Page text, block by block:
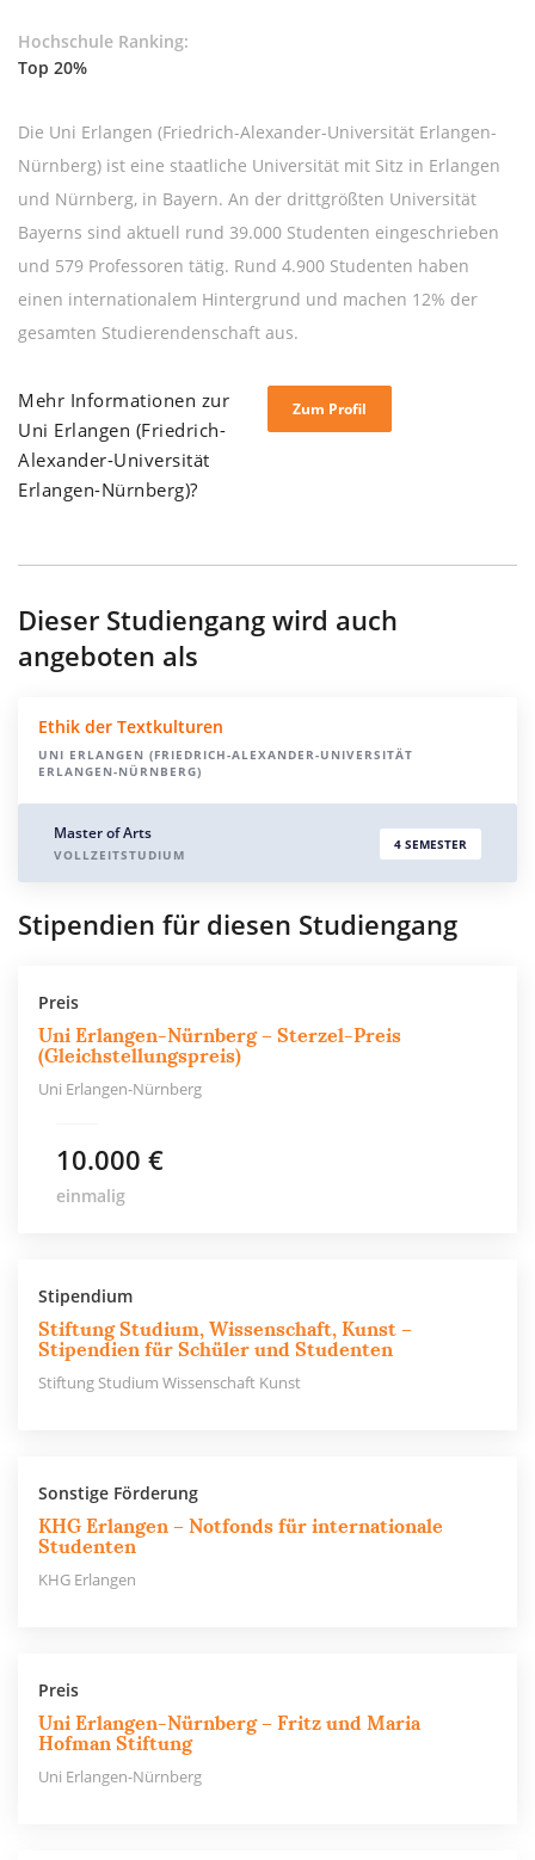
Hochschule Ranking:
Top 20%
Die Uni Erlangen (Friedrich-Alexander-Universität Erlangen-
Nürnberg) ist eine staatliche Universität mit Sitz in Erlangen
und Nürnberg, in Bayern. An der drittgrößten Universität
Bayerns sind aktuell rund 39.000 Studenten eingeschrieben
und 579 Professoren tätig. Rund 4.900 Studenten haben
einen internationalem Hintergrund und machen 12% der
gesamten Studierendenschaft aus.
Mehr Informationen zur
Uni Erlangen (Friedrich-
Alexander-Universität
Erlangen-Nürnberg)?
Zum Profil
Dieser Studiengang wird auch
angeboten als
Ethik der Textkulturen
UNI ERLANGEN (FRIEDRICH-ALEXANDER-UNIVERSITÄT
ERLANGEN-NÜRNBERG)
Master of Arts
VOLLZEITSTUDIUM
4 SEMESTER
Stipendien für diesen Studiengang
Preis
Uni Erlangen-Nürnberg – Sterzel-Preis
(Gleichstellungspreis)
Uni Erlangen-Nürnberg
10.000 €
einmalig
Stipendium
Stiftung Studium, Wissenschaft, Kunst –
Stipendien für Schüler und Studenten
Stiftung Studium Wissenschaft Kunst
Sonstige Förderung
KHG Erlangen – Notfonds für internationale
Studenten
KHG Erlangen
Preis
Uni Erlangen-Nürnberg – Fritz und Maria
Hofman Stiftung
Uni Erlangen-Nürnberg